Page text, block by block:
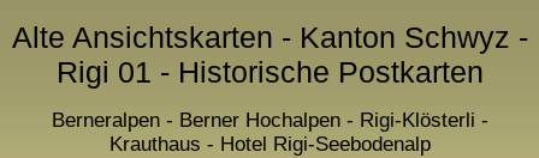
Alte Ansichtskarten - Kanton Schwyz -
Rigi 01 - Historische Postkarten
Berneralpen - Berner Hochalpen - Rigi-Klösterli -
Krauthaus - Hotel Rigi-Seebodenalp